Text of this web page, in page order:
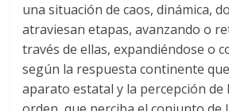
una situación de caos, dinámica,
atraviesan etapas, avanzando o
través de ellas, expandiéndose o
según la respuesta continente
aparato estatal y la percepción de